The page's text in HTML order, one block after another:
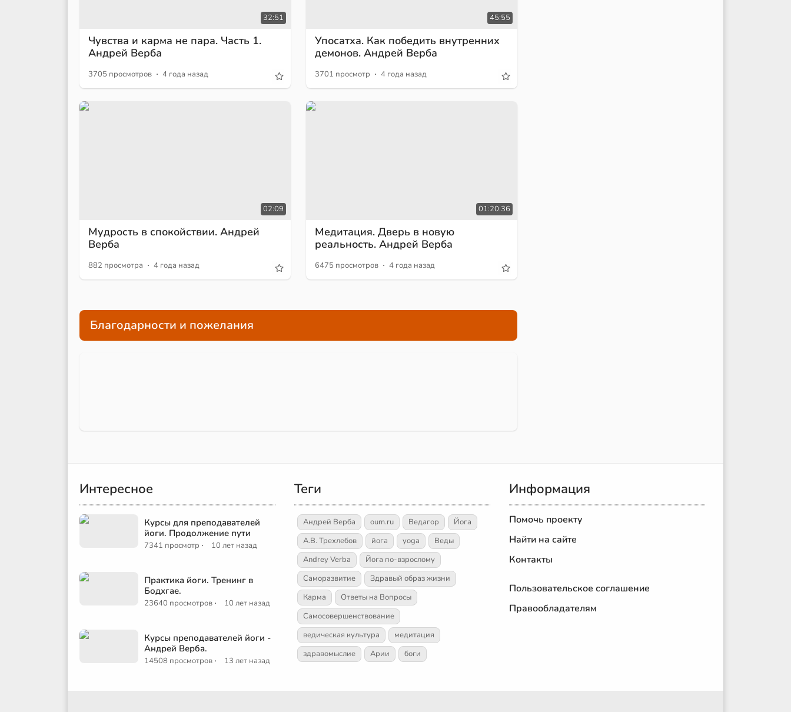
32:51
Чувства и карма не пара. Часть 1.
Андрей Верба
3705 просмотров · 4 года назад
45:55
Упосатха. Как победить внутренних
демонов. Андрей Верба
3701 просмотр · 4 года назад
02:09
Мудрость в спокойствии. Андрей
Верба
882 просмотра · 4 года назад
01:20:36
Медитация. Дверь в новую
реальность. Андрей Верба
6475 просмотров · 4 года назад
Благодарности и пожелания
Интересное
Курсы для преподавателей
йоги. Продолжение пути
7341 просмотр · 10 лет назад
Практика йоги. Тренинг в
Бодхгае.
23640 просмотров · 10 лет назад
Курсы преподавателей йоги -
Андрей Верба.
14508 просмотров · 13 лет назад
Теги
Андрей Верба oum.ru Ведагор
Йога
А.В. Трехлебов
йога yoga
Веды
Andrey Verba
Йога по-взрослому
Саморазвитие
Здравый образ жизни
Карма
Ответы на Вопросы
Самосовершенствование
ведическая культура
медитация
здравомыслие
Арии боги
Информация
Помочь проекту
Найти на сайте
Контакты
Пользовательское соглашение
Правообладателям